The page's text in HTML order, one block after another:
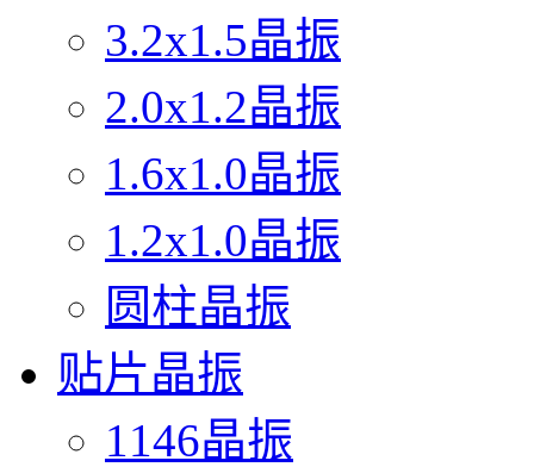
3.2x1.5晶振
2.0x1.2晶振
1.6x1.0晶振
1.2x1.0晶振
圆柱晶振
贴片晶振
1146晶振